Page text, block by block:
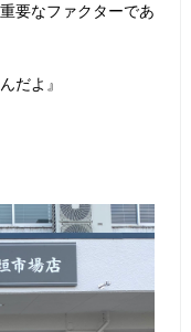
要なファクターであ
だよ』